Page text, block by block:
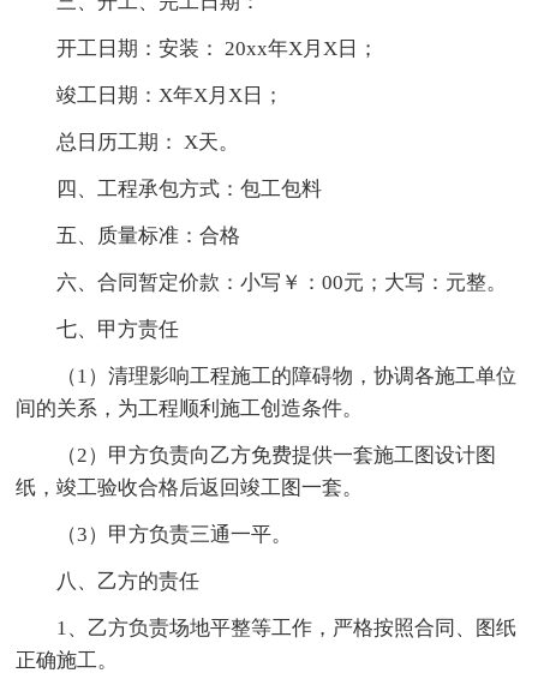
开工日期：安装： 20xx年X月X日；
竣工日期：X年X月X日；
总日历工期： X天。
四、工程承包方式：包工包料
五、质量标准：合格
六、合同暂定价款：小写￥：00元；大写：元整。
七、甲方责任
（1）清理影响工程施工的障碍物，协调各施工单位
间的关系，为工程顺利施工创造条件。
（2）甲方负责向乙方免费提供一套施工图设计图
纸，竣工验收合格后返回竣工图一套。
（3）甲方负责三通一平。
八、乙方的责任
1、乙方负责场地平整等工作，严格按照合同、图纸
正确施工。